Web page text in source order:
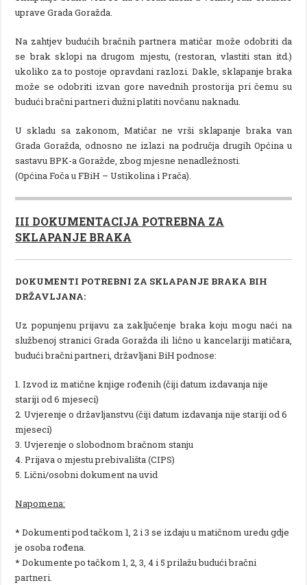
uprave Grada Goražda.
Na zahtjev budućih bračnih partnera matičar može odobriti da
se brak sklopi na drugom mjestu, (restoran, vlastiti stan itd.)
ukoliko za to postoje opravdani razlozi. Dakle, sklapanje braka
može se odobriti izvan gore navednih prostorija pri čemu su
budući bračni partneri dužni platiti novčanu naknadu.
U skladu sa zakonom, Matičar ne vrši sklapanje braka van
Grada Goražda, odnosno ne izlazi na područja drugih Općina u
sastavu BPK-a Goražde, zbog mjesne nenadležnosti.
(Općina Foča u FBiH – Ustikolina i Prača).
III DOKUMENTACIJA POTREBNA ZA
SKLAPANJE BRAKA
DOKUMENTI POTREBNI ZA SKLAPANJE BRAKA BIH
DRŽAVLJANA:
Uz popunjenu prijavu za zaključenje braka koju mogu naći na
službenoj stranici Grada Goražda ili lično u kancelariji matičara,
budući bračni partneri, državljani BiH podnose:
1. Izvod iz matične knjige rođenih (čiji datum izdavanja nije
stariji od 6 mjeseci)
2. Uvjerenje o državljanstvu (čiji datum izdavanja nije stariji od 6
mjeseci)
3. Uvjerenje o slobodnom bračnom stanju
4. Prijava o mjestu prebivališta (CIPS)
5. Lični/osobni dokument na uvid
Napomena:
* Dokumenti pod tačkom 1, 2 i 3 se izdaju u matičnom uredu gdje
je osoba rođena.
* Dokumente po tačkom 1, 2, 3, 4 i 5 prilažu budući bračni
partneri.